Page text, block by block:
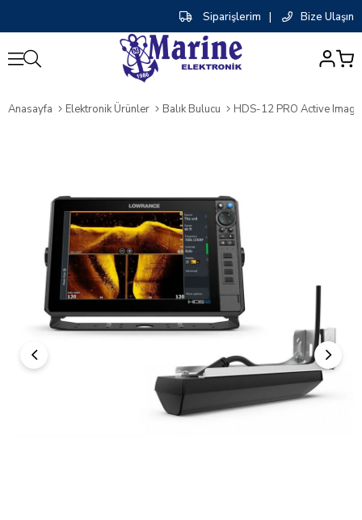
Siparişlerim | Bize Ulaşın
Anasayfa Elektronik Ürünler Balık Bulucu HDS-12 PRO Active